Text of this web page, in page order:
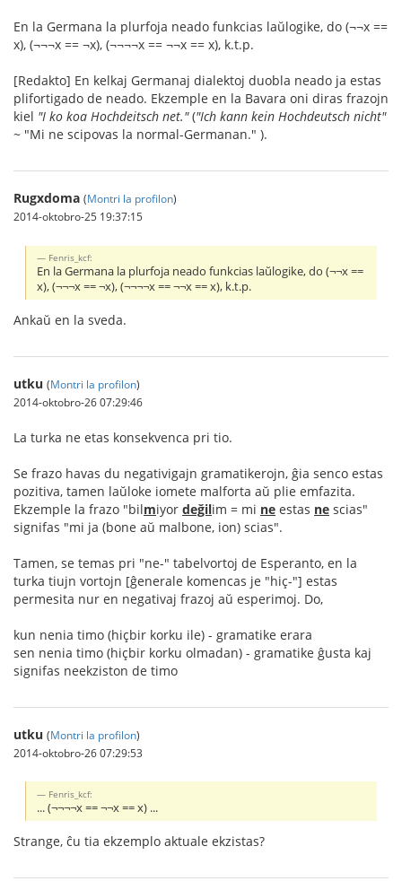
En la Germana la plurfoja neado funkcias laŭlogike, do (¬¬x ==
x), (¬¬¬x == ¬x), (¬¬¬¬x == ¬¬x == x), k.t.p.
[Redakto] En kelkaj Germanaj dialektoj duobla neado ja estas
plifortigado de neado. Ekzemple en la Bavara oni diras frazojn
kiel "I ko koa Hochdeitsch net."("Ich kann kein Hochdeutsch nicht"
~ "Mi ne scipovas la normal-Germanan." ).
Rugxdoma (Montri la profilon)
2014-oktobro-25 19:37:15
Fenris_kcf:
En la Germana la plurfoja neado funkcias laŭlogike, do (¬¬x ==
x), (¬¬¬x == ¬x), (¬¬¬¬x == ¬¬x == x), k.t.p.
Ankaŭ en la sveda.
utku (Montri la profilon)
2014-oktobro-26 07:29:46
La turka ne etas konsekvenca pri tio.
Se frazo havas du negativigajn gramatikerojn, ĝia senco estas
pozitiva, tamen laŭloke iomete malforta aŭ plie emfazita.
Ekzemple la frazo "bilmiyor değilim = mi ne estas ne scias"
signifas "mi ja (bone aŭ malbone, ion) scias".
Tamen, se temas pri "ne-" tabelvortoj de Esperanto, en la
turka tiujn vortojn [ĝenerale komencas je "hiç-"] estas
permesita nur en negativaj frazoj aŭ esperimoj. Do,
kun nenia timo (hiçbir korku ile) - gramatike erara
sen nenia timo (hiçbir korku olmadan) - gramatike ĝusta kaj
signifas neekziston de timo
utku (Montri la profilon)
2014-oktobro-26 07:29:53
Fenris_kcf:
... (¬¬¬¬x == ¬¬x == x) ...
Strange, ĉu tia ekzemplo aktuale ekzistas?